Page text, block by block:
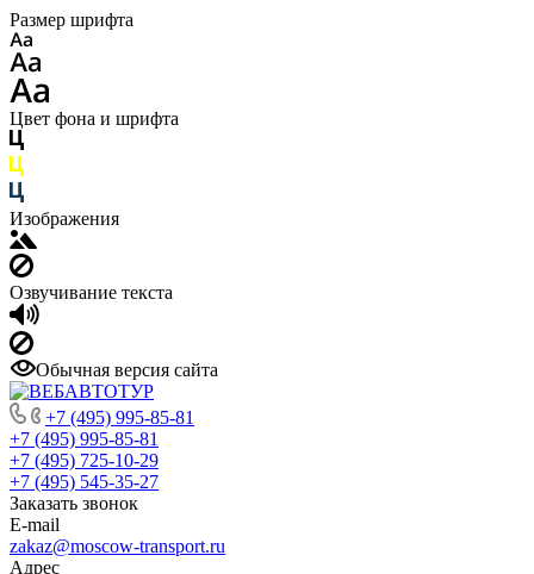
Размер шрифта
Цвет фона и шрифта
Изображения
Озвучивание текста
Обычная версия сайта
+7 (495) 995-85-81
+7 (495) 995-85-81
+7 (495) 725-10-29
+7 (495) 545-35-27
Заказать звонок
E-mail
zakaz@moscow-transport.ru
Адрес